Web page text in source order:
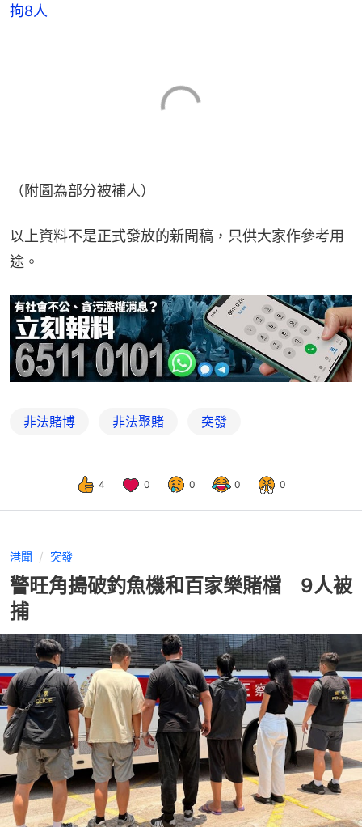
拘8人
（附圖為部分被補人）
以上資料不是正式發放的新聞稿，只供大家作參考用
途。
非法賭博 非法聚賭 突發
4 0 0 0 0
港聞 突發
警旺角搗破釣魚機和百家樂賭檔 9人被
捕